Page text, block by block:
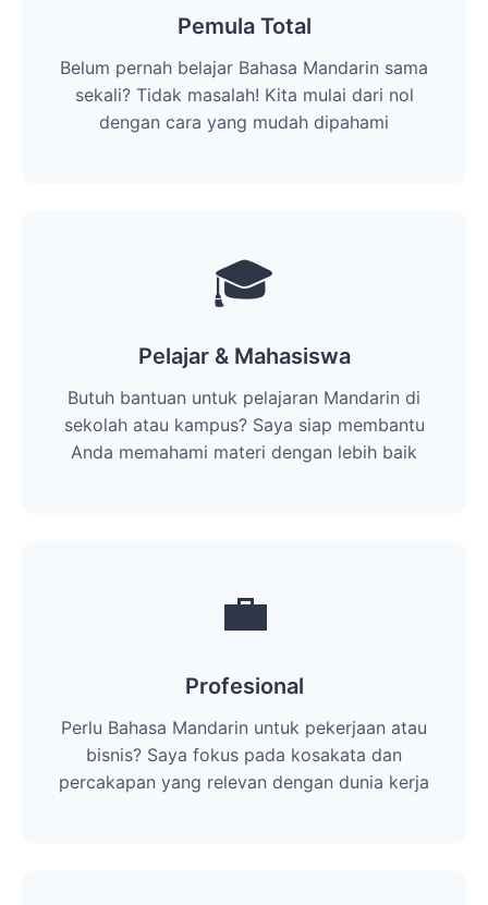
Pemula Total
Belum pernah belajar Bahasa Mandarin sama
sekali? Tidak masalah! Kita mulai dari nol
dengan cara yang mudah dipahami
🎓
Pelajar & Mahasiswa
Butuh bantuan untuk pelajaran Mandarin di
sekolah atau kampus? Saya siap membantu
Anda memahami materi dengan lebih baik
💼
Profesional
Perlu Bahasa Mandarin untuk pekerjaan atau
bisnis? Saya fokus pada kosakata dan
percakapan yang relevan dengan dunia kerja